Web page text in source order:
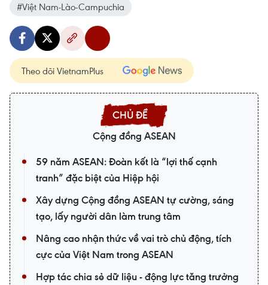
#Việt Nam-Lào-Campuchia
Theo dõi VietnamPlus
Cộng đồng ASEAN
59 năm ASEAN: Đoàn kết là “lợi thế cạnh
tranh” đặc biệt của Hiệp hội
Xây dựng Cộng đồng ASEAN tự cường, sáng
tạo, lấy người dân làm trung tâm
Nâng cao nhận thức về vai trò chủ động, tích
cực của Việt Nam trong ASEAN
Hợp tác chia sẻ dữ liệu - động lực tăng trưởng